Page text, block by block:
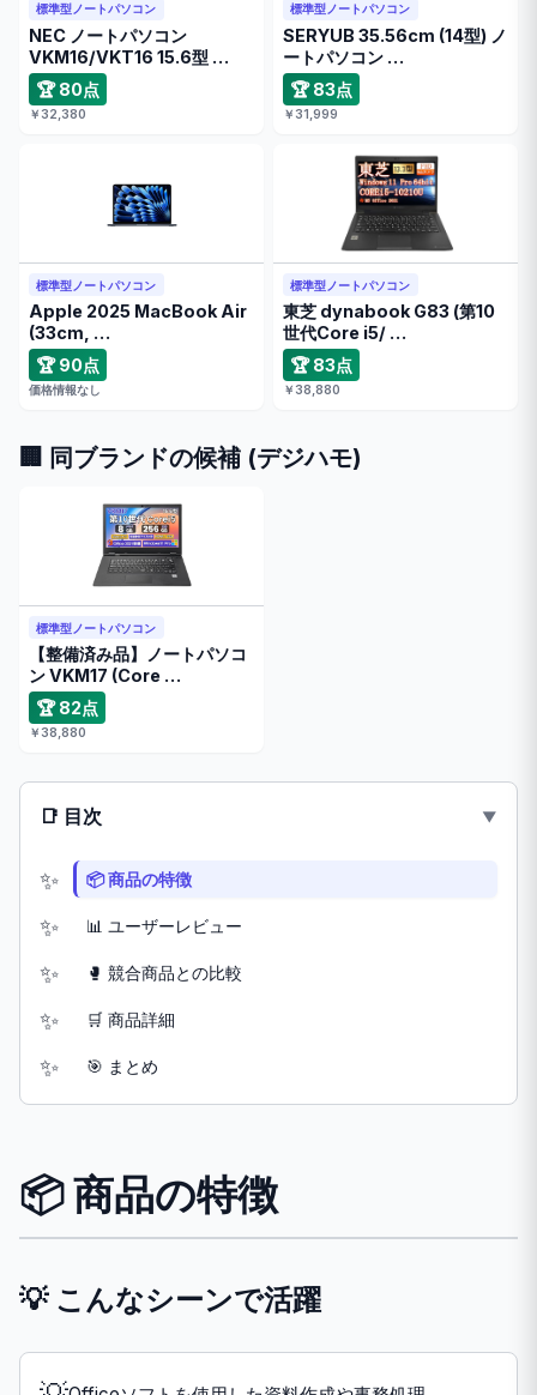
標準型ノートパソコン
NEC ノートパソコン
VKM16/VKT16 15.6型 …
🏆 80点
￥32,380
標準型ノートパソコン
SERYUB 35.56cm (14型) ノ
ートパソコン …
🏆 83点
￥31,999
標準型ノートパソコン
Apple 2025 MacBook Air
(33cm, …
🏆 90点
価格情報なし
標準型ノートパソコン
東芝 dynabook G83 (第10
世代Core i5/ …
🏆 83点
￥38,880
🏢 同ブランドの候補 (デジハモ)
標準型ノートパソコン
【整備済み品】ノートパソコ
ン VKM17 (Core …
🏆 82点
￥38,880
📑 目次
📦 商品の特徴
📊 ユーザーレビュー
🥊 競合商品との比較
🛒 商品詳細
🎯 まとめ
📦 商品の特徴
💡 こんなシーンで活躍